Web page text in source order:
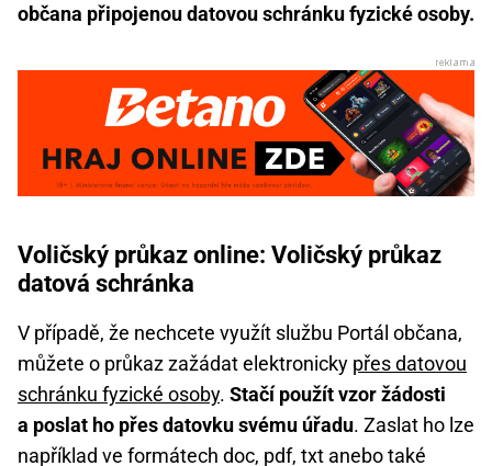
občana připojenou datovou schránku fyzické osoby.
Voličský průkaz online: Voličský průkaz
datová schránka
V případě, že nechcete využít službu Portál občana,
můžete o průkaz zažádat elektronicky přes datovou
schránku fyzické osoby. Stačí použít vzor žádosti
a poslat ho přes datovku svému úřadu. Zaslat ho lze
například ve formátech doc, pdf, txt anebo také